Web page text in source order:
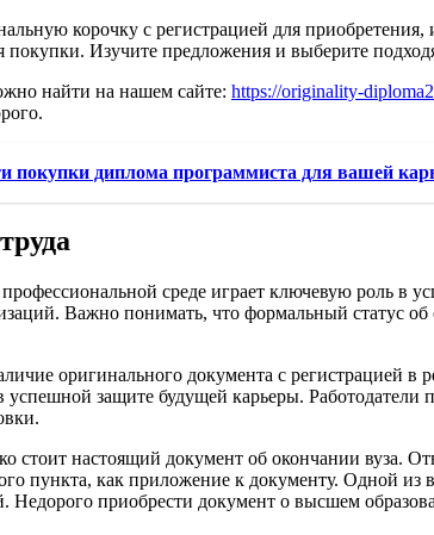
корочку с регистрацией для
Изучите предложения и выберите
найти на нашем сайте: https://originality-
покупки диплома программиста для вашей
среде играет ключевую роль в
Важно понимать, что формальный статус
оригинального документа с регистрацией в
успешной защите будущей карьеры.
стоит настоящий документ об окончании вуза.
пункта, как приложение к документу. Одной из
Недорого приобрести документ о высшем